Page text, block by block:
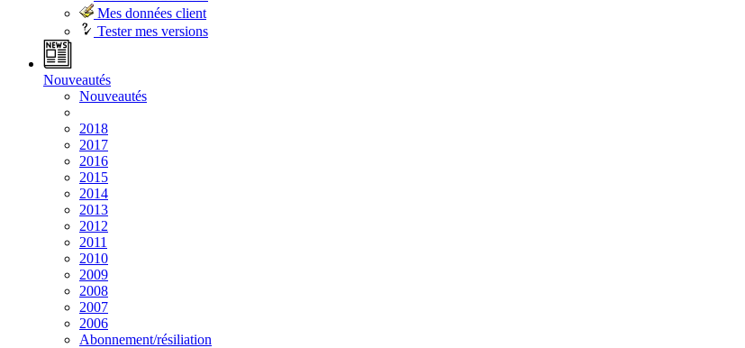
Mes données client
Tester mes versions
Nouveautés
Nouveautés
2018
2017
2016
2015
2014
2013
2012
2011
2010
2009
2008
2007
2006
Abonnement/résiliation